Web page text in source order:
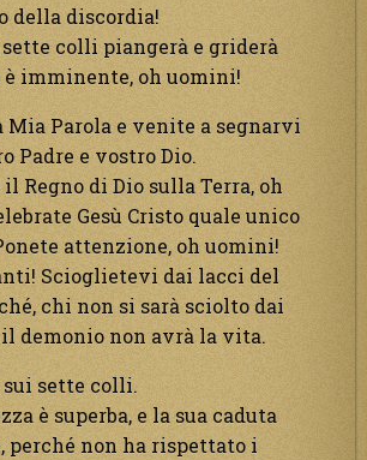
della discordia!
colli piangerà e griderà
è imminente, oh uomini!
Mia Parola e venite a segnarvi
Padre e vostro Dio.
Regno di Dio sulla Terra, oh
Gesù Cristo quale unico
attenzione, oh uomini!
Scioglietevi dai lacci del
chi non si sarà sciolto dai
demonio non avrà la vita.
sui sette colli.
è superba, e la sua caduta
perché non ha rispettato i